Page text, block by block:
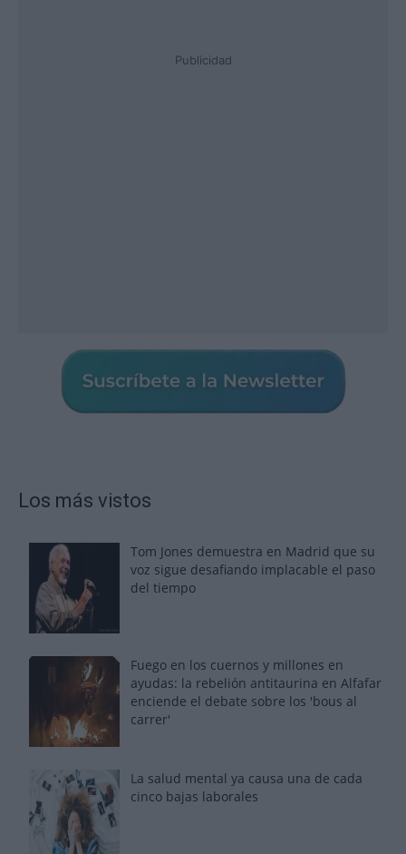
Publicidad
Los más vistos
Tom Jones demuestra en Madrid que su
voz sigue desafiando implacable el paso
del tiempo
Fuego en los cuernos y millones en
ayudas: la rebelión antitaurina en Alfafar
enciende el debate sobre los 'bous al
carrer'
La salud mental ya causa una de cada
cinco bajas laborales